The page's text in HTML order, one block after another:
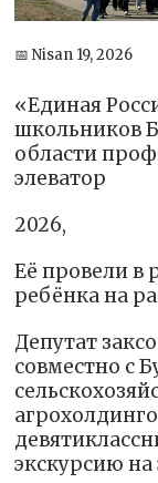
📅 Nisan 19, 2026
«Единая
школьников
области
элеватор
2026,
Её провели в
ребёнка на
Депутат
совместно с
экскурсию